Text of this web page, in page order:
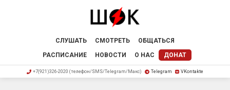
СЛУШАТЬ СМОТРЕТЬ
ОБЩАТЬСЯ
РАСПИСАНИЕ
НОВОСТИ О НАС ДОНАТ
+7(921)326-2020 (телефон/SMS/Telegram/Макс) Telegram VKontakte